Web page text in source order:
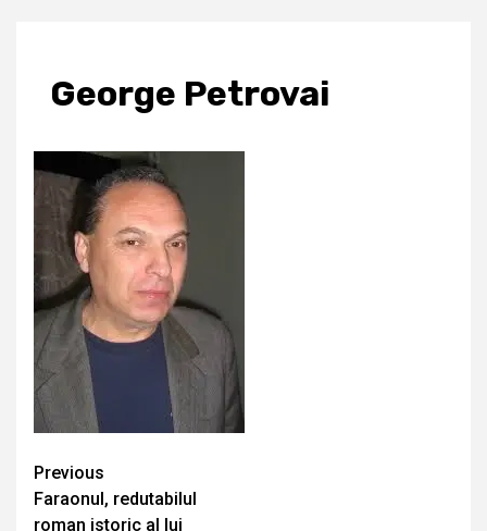
George Petrovai
Continue
Reading
Previous
Faraonul, redutabilul
roman istoric al lui